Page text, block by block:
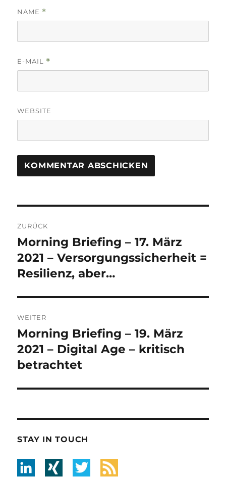
NAME *
E-MAIL *
WEBSITE
Navigation
ZURÜCK
Vorheriger
Beitrag:
Morning Briefing – 17. März
2021 – Versorgungssicherheit =
Resilienz, aber…
WEITER
Nächster
Beitrag:
Morning Briefing – 19. März
2021 – Digital Age – kritisch
betrachtet
STAY IN TOUCH